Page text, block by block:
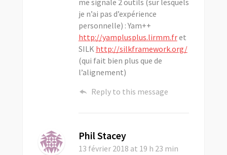
je n’ai pas d’expérience
personnelle) : Yam++
http://yamplusplus.lirmm.fret
SILK http://silkframework.org/
(qui fait bien plus que de
l’alignement)
Reply to this message
Phil Stacey
13 février 2018 at 19 h 23 min